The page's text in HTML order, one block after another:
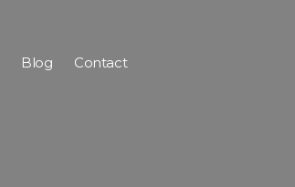
Blog Contact